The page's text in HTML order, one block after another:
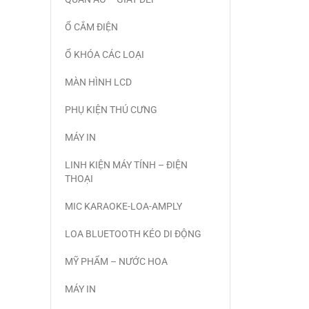
Ổ CẮM ĐIỆN
Ổ KHÓA CÁC LOẠI
MÀN HÌNH LCD
PHỤ KIỆN THÚ CƯNG
MÁY IN
LINH KIỆN MÁY TÍNH – ĐIỆN
THOẠI
MIC KARAOKE-LOA-AMPLY
LOA BLUETOOTH KÉO DI ĐỘNG
MỸ PHẨM – NƯỚC HOA
MÁY IN